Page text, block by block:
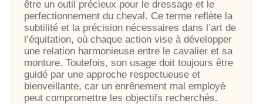
être un outil précieux pour le dressage et le
perfectionnement du cheval. Ce terme reflète la
subtilité et la précision nécessaires dans l’art de
l’équitation, où chaque action vise à développer
une relation harmonieuse entre le cavalier et sa
monture. Toutefois, son usage doit toujours être
guidé par une approche respectueuse et
bienveillante, car un enrênement mal employé
peut compromettre les objectifs recherchés.